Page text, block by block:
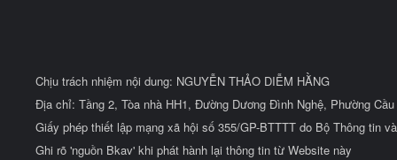
Chịu trách nhiệm nội dung: NGUYỄN THẢO DIỄM HẰNG
Địa chỉ: Tầng 2, Tòa nhà HH1, Đường Dương Đình Nghệ, Phường
Giấy phép thiết lập mạng xã hội số 355/GP-BTTTT do Bộ Thông tin
Ghi rõ 'nguồn Bkav' khi phát hành lại thông tin từ Website này